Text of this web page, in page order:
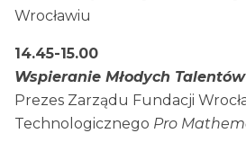
Wrocławiu
14.45-15.00
Wspieranie Młodych Talentów
Prezes Zarządu Fundacji
Technologicznego Pro